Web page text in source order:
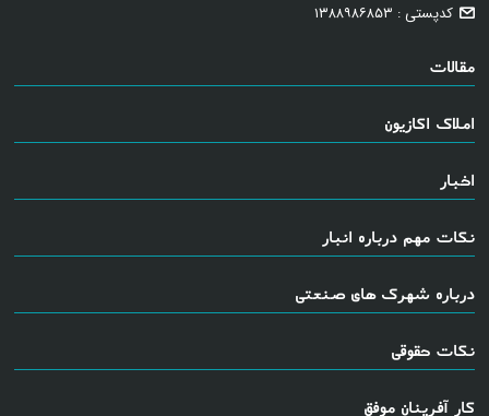
کدپستی : ۱۳۸۸۹۸۶۸۵۳
مقالات
املاک اکازیون
اخبار
نکات مهم درباره انبار
درباره شهرک های صنعتی
نکات حقوقی
کار آفرینان موفق